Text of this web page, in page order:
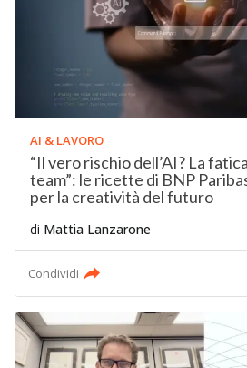
AI & LAVORO
“Il vero rischio dell’AI? La
team”: le ricette di BNP
per la creatività del futuro
di Mattia Lanzarone
Condividi